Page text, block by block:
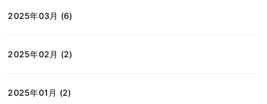
2025年03月 (6)
2025年02月 (2)
2025年01月 (2)